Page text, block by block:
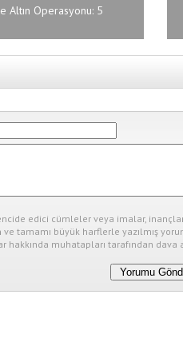
Altın Operasyonu: 5
edici cümleler veya imalar,
tamamı büyük harflerle yazılmış
hakkında muhatapları tarafından dava